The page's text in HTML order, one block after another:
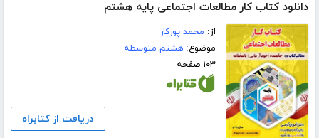
دانلود کتاب کار مطالعات اجتماعی پایه هشتم
از: محمد پورکار
موضوع:هشتم متوسطه
۱۰۳ صفحه
دریافت از کتابراه